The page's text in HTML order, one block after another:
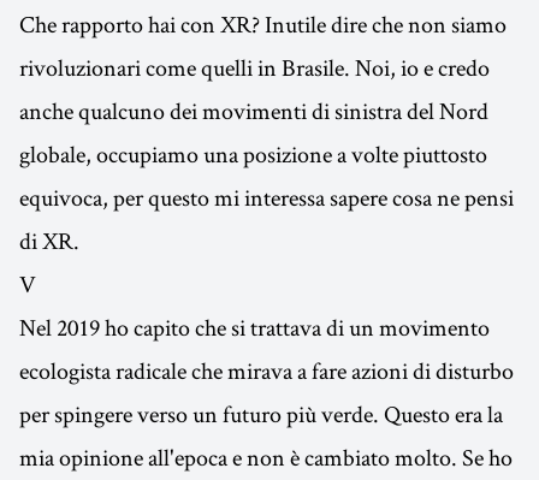
Che rapporto hai con XR? Inutile dire che non siamo
rivoluzionari come quelli in Brasile. Noi, io e credo
anche qualcuno dei movimenti di sinistra del Nord
globale, occupiamo una posizione a volte piuttosto
equivoca, per questo mi interessa sapere cosa ne pensi
di XR.
V
Nel 2019 ho capito che si trattava di un movimento
ecologista radicale che mirava a fare azioni di disturbo
per spingere verso un futuro più verde. Questo era la
mia opinione all'epoca e non è cambiato molto. Se ho